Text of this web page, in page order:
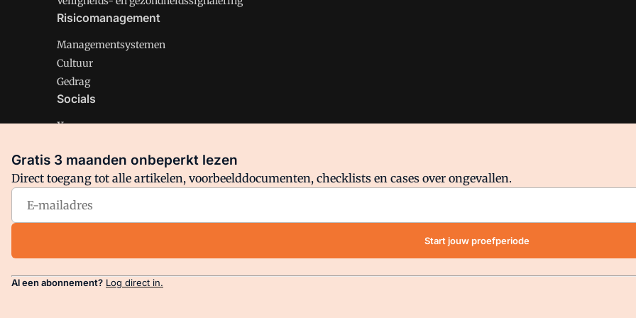
Risicomanagement
Managementsystemen
Cultuur
Gedrag
Socials
X
Facebook
Arbo is onderdeel van VMN media. Lees inons manifestwaar VMN media voor staat. Op gebruik van deze site zijn de
Gratis 3 maanden onbeperkt lezen
Direct toegang tot alle artikelen, voorbeelddocumenten, checklists en cases over ongevallen.
Start jouw proefperiode
Al een abonnement? Log direct in.